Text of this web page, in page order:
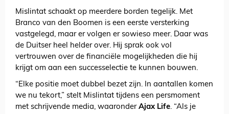
Mislintat schaakt op meerdere borden tegelijk. Met
Branco van den Boomen is een eerste versterking
vastgelegd, maar er volgen er sowieso meer. Daar was
de Duitser heel helder over. Hij sprak ook vol
vertrouwen over de financiële mogelijkheden die hij
krijgt om aan een successelectie te kunnen bouwen.
“Elke positie moet dubbel bezet zijn. In aantallen komen
we nu tekort,” stelt Mislintat tijdens een persmoment
met schrijvende media, waaronder Ajax Life. “Als je